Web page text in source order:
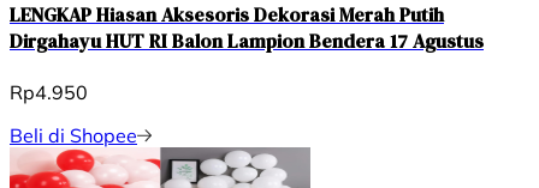
LENGKAP Hiasan Aksesoris Dekorasi Merah Putih
Dirgahayu HUT RI Balon Lampion Bendera 17 Agustus
Rp4.950
Beli di Shopee